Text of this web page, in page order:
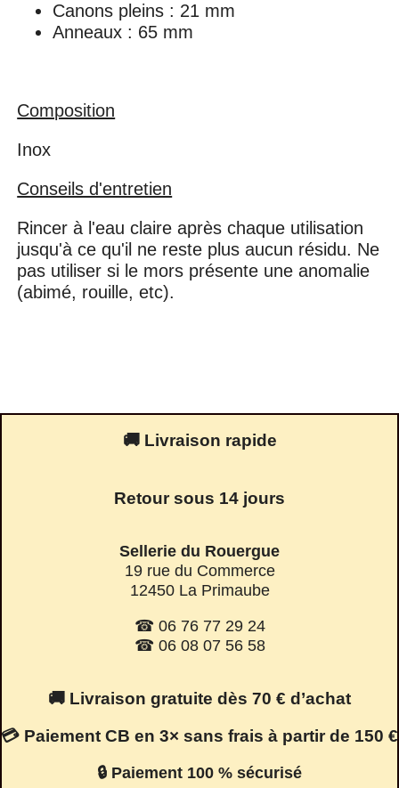
Canons pleins : 21 mm
Anneaux : 65 mm
Composition
Inox
Conseils d'entretien
Rincer à l'eau claire après chaque utilisation
jusqu'à ce qu'il ne reste plus aucun résidu. Ne
pas utiliser si le mors présente une anomalie
(abimé, rouille, etc).
🚚 Livraison rapide
Retour sous 14 jours
Sellerie du Rouergue
19 rue du Commerce
12450 La Primaube
☎ 06 76 77 29 24
☎ 06 08 07 56 58
🚚 Livraison gratuite dès 70 € d’achat
💳 Paiement CB en 3× sans frais à partir de 150 €
🔒 Paiement 100 % sécurisé